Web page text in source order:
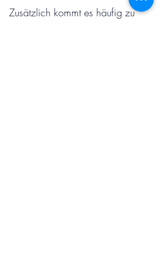
Zusätzlich kommt es häufig zu